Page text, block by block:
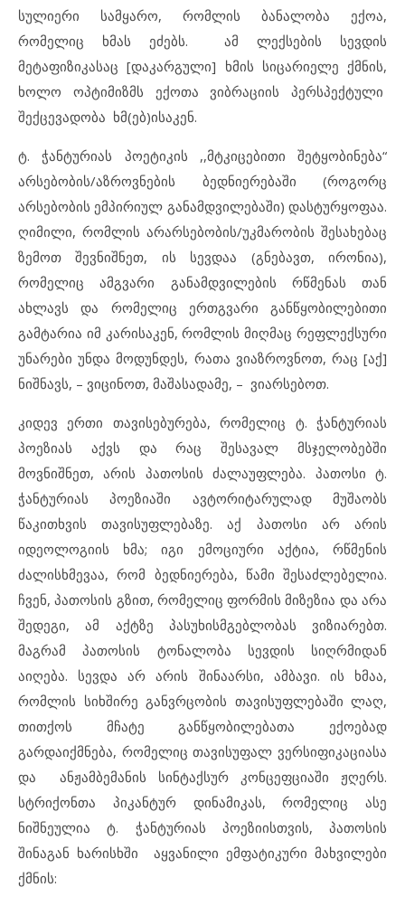
სულიერი სამყარო, რომლის ბანალობა ექოა,
რომელიც ხმას ეძებს. ამ ლექსების სევდის
მეტაფიზიკასაც [დაკარგული] ხმის სიცარიელე ქმნის,
ხოლო ოპტიმიზმს ექოთა ვიბრაციის პერსპექტული
შექცევადობა ხმ(ებ)ისაკენ.
ტ. ჭანტურიას პოეტიკის ,,მტკიცებითი შეტყობინება“
არსებობის/აზროვნების ბედნიერებაში (როგორც
არსებობის ემპირიულ განამდვილებაში) დასტურყოფაა.
ღიმილი, რომლის არარსებობის/უკმარობის შესახებაც
ზემოთ შევნიშნეთ, ის სევდაა (გნებავთ, ირონია),
რომელიც ამგვარი განამდვილების რწმენას თან
ახლავს და რომელიც ერთგვარი განწყობილებითი
გამტარია იმ კარისაკენ, რომლის მიღმაც რეფლექსური
უნარები უნდა მოდუნდეს, რათა ვიაზროვნოთ, რაც [აქ]
ნიშნავს, – ვიცინოთ, მაშასადამე, – ვიარსებოთ.
კიდევ ერთი თავისებურება, რომელიც ტ. ჭანტურიას
პოეზიას აქვს და რაც შესავალ მსჯელობებში
მოვნიშნეთ, არის პათოსის ძალაუფლება. პათოსი ტ.
ჭანტურიას პოეზიაში ავტორიტარულად მუშაობს
წაკითხვის თავისუფლებაზე. აქ პათოსი არ არის
იდეოლოგიის ხმა; იგი ემოციური აქტია, რწმენის
ძალისხმევაა, რომ ბედნიერება, წამი შესაძლებელია.
ჩვენ, პათოსის გზით, რომელიც ფორმის მიზეზია და არა
შედეგი, ამ აქტზე პასუხისმგებლობას ვიზიარებთ.
მაგრამ პათოსის ტონალობა სევდის სიღრმიდან
აიღება. სევდა არ არის შინაარსი, ამბავი. ის ხმაა,
რომლის სიხშირე განვრცობის თავისუფლებაში ლაღ,
თითქოს მჩატე განწყობილებათა ექოებად
გარდაიქმნება, რომელიც თავისუფალ ვერსიფიკაციასა
და ანჟამბემანის სინტაქსურ კონცეფციაში ჟღერს.
სტრიქონთა პიკანტურ დინამიკას, რომელიც ასე
ნიშნეულია ტ. ჭანტურიას პოეზიისთვის, პათოსის
შინაგან ხარისხში აყვანილი ემფატიკური მახვილები
ქმნის: